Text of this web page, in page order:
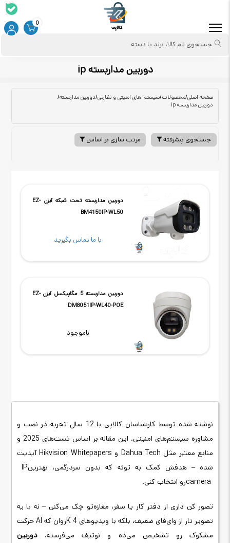
جستجوی نام کالا، برند یا دسته
0
دوربین مداربسته ip
صفحه اصلی/محصولات/سیستم های امنیتی و نظارتی/دوربین مداربسته/
دوربین مداربسته ip
جستجوی پیشرفته مرتب سازی بر اساس
دوربین مداربسته تحت شبکه آیزن EZ-
BM4150IP-WL50
با ما تماس بگیرید
دوربین مداربسته 5 مگاپیکسل آیزن EZ-
DM8051IP-WL40-POE
ناموجود
نوشته شده توسط کارشناسان کالاپی با
12 سال تجربه در نصب و
مشاوره سیستم‌های امنیتی.
این مقاله بر اساس تست‌های 2025 و
منابع معتبر مثلDahua Tech وHikvision Whitepapersآپدیت
شده – هدفش کمک به توئه که بدون سردرگمی، بهترینIP
cameraرو انتخاب کنی.
تصور کن داری از دفتر کار یا سفر، مغازه‌تو چک می‌کنی – نه با یه
تصویر تار از وای‌فای ضعیف، بلکه با ویدیوهای 4 Kروان که AIحرکت
مشکوک رو تشخیص می‌ده و نوتیف می‌فرسته.دوربین